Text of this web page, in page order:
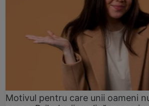
Motivul pentru care unii oameni